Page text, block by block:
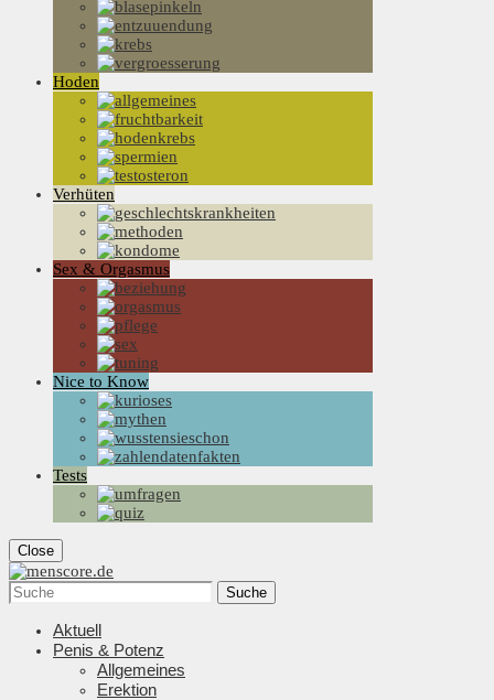
Hoden
Verhüten
Sex & Orgasmus
Nice to Know
Tests
Close
Suche
Aktuell
Penis & Potenz
Allgemeines
Erektion